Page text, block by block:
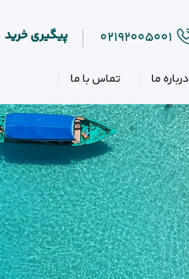
۰۲۱۹۲۰۰۵۰۰۱ پیگیری خرید
درباره ما تماس با ما